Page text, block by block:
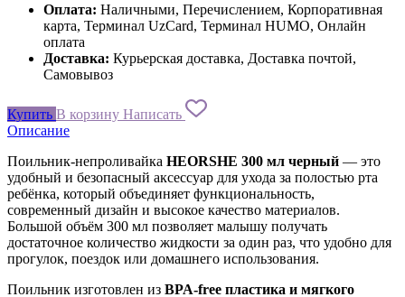
Оплата: Наличными, Перечислением, Корпоративная
карта, Терминал UzCard, Терминал HUMO, Онлайн
оплата
Доставка: Курьерская доставка, Доставка почтой,
Самовывоз
Купить В корзину Написать
Описание
Поильник-непроливайка HEORSHE 300 мл черный — это
удобный и безопасный аксессуар для ухода за полостью рта
ребёнка, который объединяет функциональность,
современный дизайн и высокое качество материалов.
Большой объём 300 мл позволяет малышу получать
достаточное количество жидкости за один раз, что удобно для
прогулок, поездок или домашнего использования.
Поильник изготовлен из BPA-free пластика и мягкого